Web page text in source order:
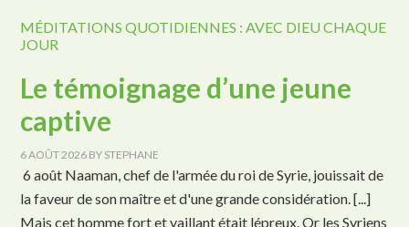
MÉDITATIONS QUOTIDIENNES : AVEC DIEU CHAQUE
JOUR
Le témoignage d’une jeune
captive
6 AOÛT 2026 BY STEPHANE
6 août Naaman, chef de l'armée du roi de Syrie, jouissait de
la faveur de son maître et d'une grande considération. [...]
Mais cet homme fort et vaillant était lépreux. Or les Syriens